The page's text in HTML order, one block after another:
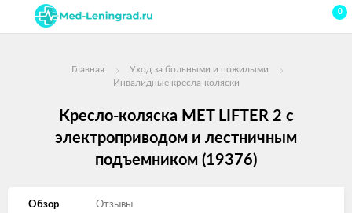
0
Главная
Уход за больными и пожилыми
Инвалидные кресла-коляски
Кресло-коляска MET LIFTER 2 с
электроприводом и лестничным
подъемником (19376)
Обзор Отзывы